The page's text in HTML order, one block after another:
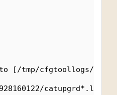
tmp/cfgtoollogs/